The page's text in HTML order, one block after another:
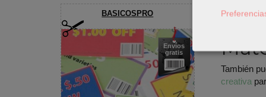
BASICOSPRO
Envíos
gratis
Haz
También
creativa